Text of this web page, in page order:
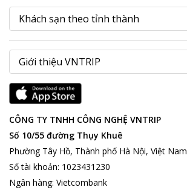
CÔNG TY TNHH CÔNG NGHỆ VNTRIP
Số 10/55 đường Thụy Khuê
Phường Tây Hồ, Thành phố Hà Nội, Việt Nam
Số tài khoản: 1023431230
Ngân hàng: Vietcombank